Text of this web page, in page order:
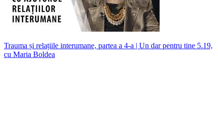
Trauma și relațiile interumane, partea a 4-a | Un dar pentru tine 5.19,
cu Maria Boldea